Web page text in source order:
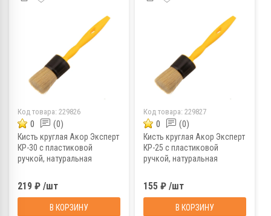
Код товара: 229826
0 (0)
Кисть круглая Акор Эксперт
КР-30 с пластиковой
ручкой, натуральная
219 ₽ /шт
В КОРЗИНУ
Код товара: 229827
0 (0)
Кисть круглая Акор Эксперт
КР-25 с пластиковой
ручкой, натуральная
155 ₽ /шт
В КОРЗИНУ